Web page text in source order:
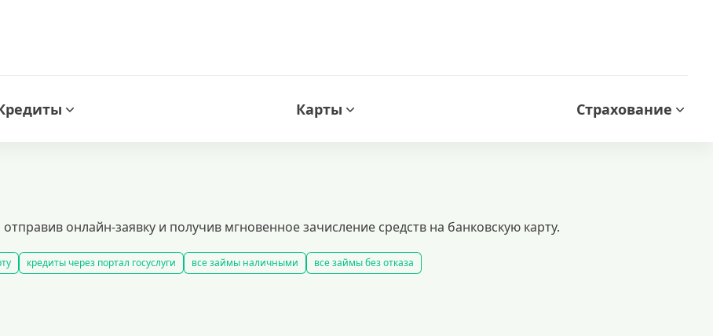
Карты Страхование
онлайн-заявку и получив мгновенное зачисление средств на банковскую карту.
кредиты через портал госуслуги все займы наличными
все займы без отказа